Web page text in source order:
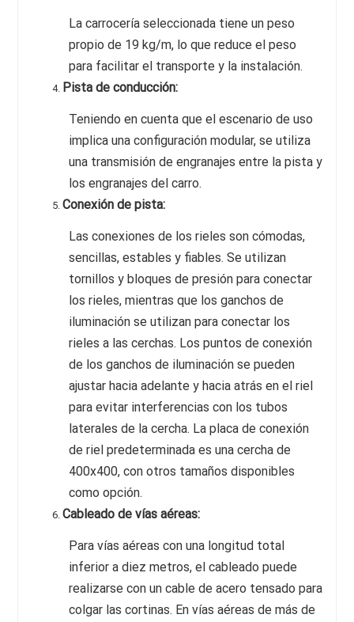
La carrocería seleccionada tiene un peso
propio de 19 kg/m, lo que reduce el peso
para facilitar el transporte y la instalación.
Pista de conducción:
Teniendo en cuenta que el escenario de uso
implica una configuración modular, se utiliza
una transmisión de engranajes entre la pista y
los engranajes del carro.
Conexión de pista:
Las conexiones de los rieles son cómodas,
sencillas, estables y fiables. Se utilizan
tornillos y bloques de presión para conectar
los rieles, mientras que los ganchos de
iluminación se utilizan para conectar los
rieles a las cerchas. Los puntos de conexión
de los ganchos de iluminación se pueden
ajustar hacia adelante y hacia atrás en el riel
para evitar interferencias con los tubos
laterales de la cercha. La placa de conexión
de riel predeterminada es una cercha de
400x400, con otros tamaños disponibles
como opción.
Cableado de vías aéreas:
Para vías aéreas con una longitud total
inferior a diez metros, el cableado puede
realizarse con un cable de acero tensado para
colgar las cortinas. En vías aéreas de más de